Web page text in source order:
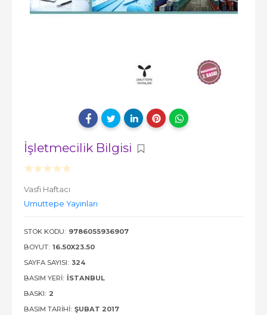
İşletmecilik Bilgisi
Vasfi Haftacı
Umuttepe Yayınları
STOK KODU: 9786055936907
BOYUT: 16.50X23.50
SAYFA SAYISI: 324
BASIM YERI: İSTANBUL
BASKI: 2
BASIM TARIHI: ŞUBAT 2017